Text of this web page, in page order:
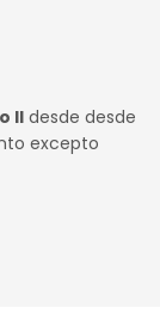
II desde desde
excepto